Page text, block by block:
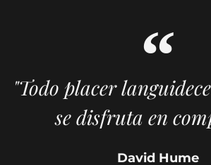
"Todo placer
se disfruta en
David Hume